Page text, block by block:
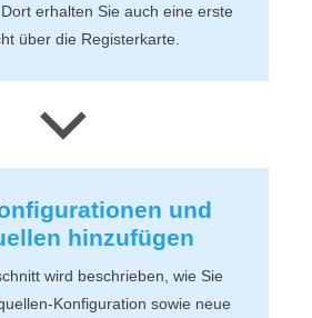
erhalten Sie auch eine erste
über die Registerkarte.
und
hinzufügen
wird beschrieben, wie Sie
Konfiguration sowie neue